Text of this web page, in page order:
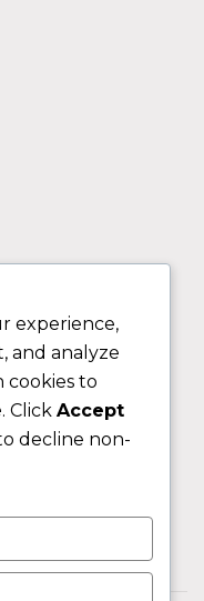
experience,
and analyze
cookies to
. Click Accept
decline non-